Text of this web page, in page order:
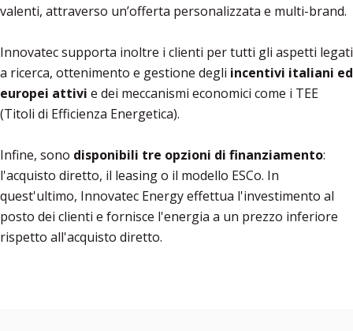
valenti, attraverso un’offerta personalizzata e multi-brand.
Innovatec supporta inoltre i clienti per tutti gli aspetti legati
a ricerca, ottenimento e gestione degli incentivi italiani ed
europei attivi e dei meccanismi economici come i TEE
(Titoli di Efficienza Energetica).
Infine, sono disponibili tre opzioni di finanziamento:
l'acquisto diretto, il leasing o il modello ESCo. In
quest'ultimo, Innovatec Energy effettua l'investimento al
posto dei clienti e fornisce l'energia a un prezzo inferiore
rispetto all'acquisto diretto.